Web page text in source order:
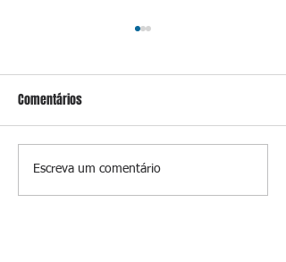
Conceição
Comentários
Escreva um comentário